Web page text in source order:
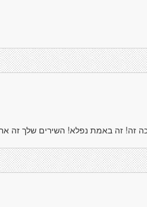
זה! זה באמת נפלא! השירים שלך זה